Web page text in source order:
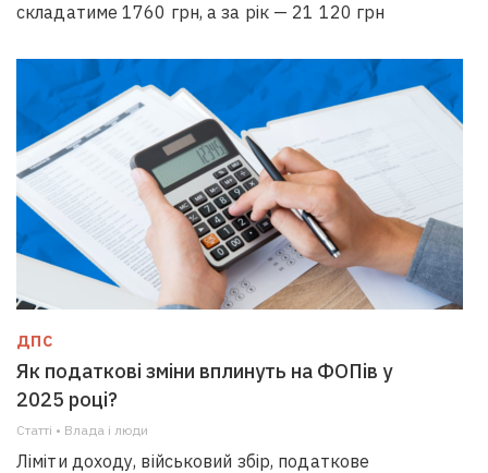
складатиме 1760 грн, а за рік — 21 120 грн
ДПС
Як податкові зміни вплинуть на ФОПів у
2025 році?
Статті • Влада i люди
Ліміти доходу, військовий збір, податкове